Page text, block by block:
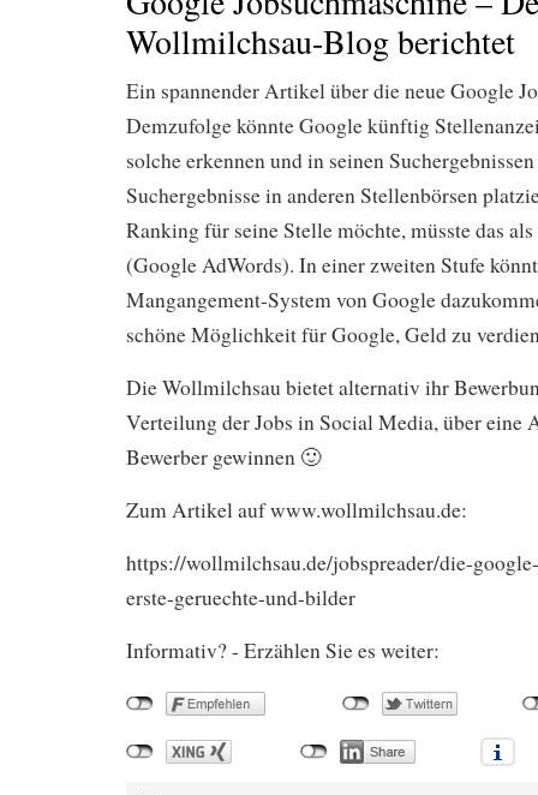
Wollmilchsau-Blog berichtet
Ein spannender Artikel über die neue Google
Demzufolge könnte Google künftig
solche erkennen und in seinen
Suchergebnisse in anderen Stellenbörsen
Ranking für seine Stelle möchte, müsste das
(Google AdWords). In einer zweiten Stufe
Mangangement-System von Google
schöne Möglichkeit für Google, Geld zu
Die Wollmilchsau bietet alternativ ihr
Verteilung der Jobs in Social Media, über eine
Bewerber gewinnen 🙂
Zum Artikel auf www.wollmilchsau.de:
https://wollmilchsau.de/jobspreader/die-
erste-geruechte-und-bilder
Informativ? - Erzählen Sie es weiter: